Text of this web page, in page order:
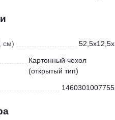
см)
Картонный чехол
(открытый тип)